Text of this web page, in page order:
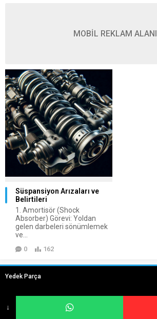
MOBİL REKLAM ALANI
Süspansiyon Arızaları ve
Belirtileri
1. Amortisör (Shock
Absorber) Görevi: Yoldan
gelen darbeleri sönümlemek
ve...
0 162
Yedek Parça
↓